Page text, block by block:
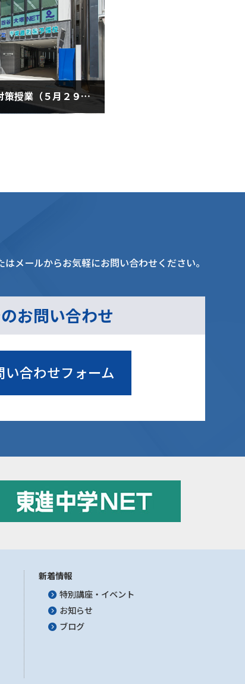
小学生テスト対策授業（５月２９日・日曜日）
メールからお気軽にお問い合わせください。
お問い合わせ
い合わせフォーム
新着情報
特別講座・イベント
お知らせ
ブログ